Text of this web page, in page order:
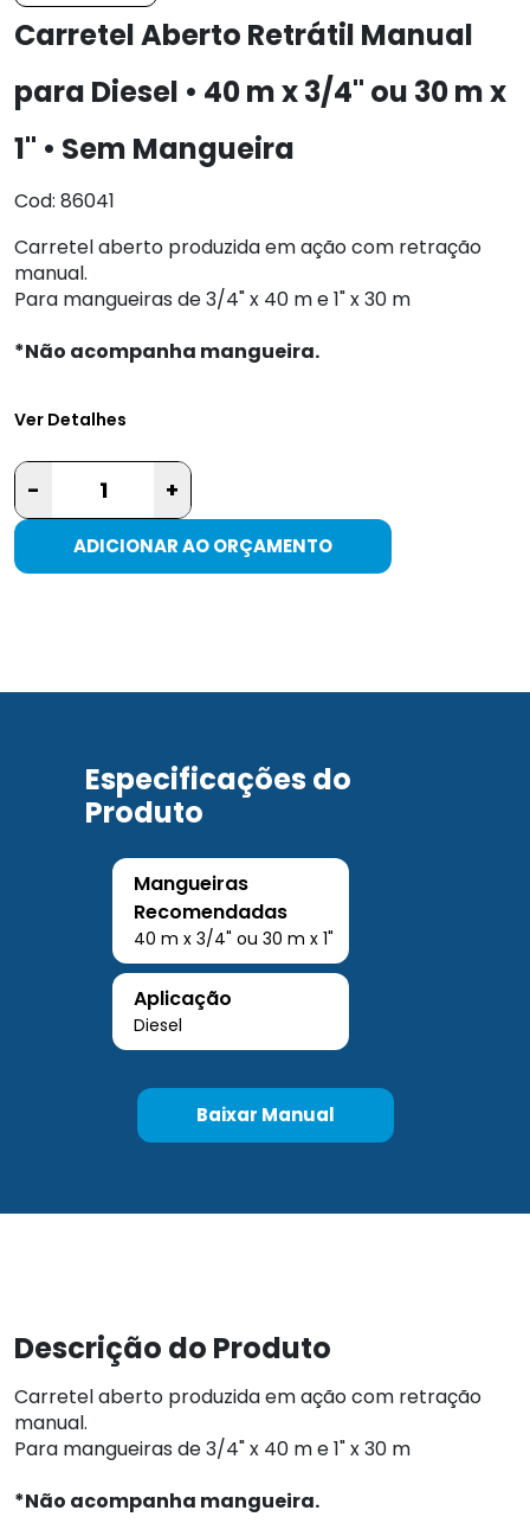
Carretel Aberto Retrátil Manual
para Diesel • 40 m x 3/4" ou 30 m x
1" • Sem Mangueira
Cod: 86041
Carretel aberto produzida em ação com retração
manual.
Para mangueiras de 3/4" x 40 m e 1" x 30 m
*Não acompanha mangueira.
Ver Detalhes
- +
ADICIONAR AO ORÇAMENTO
Especificações do
Produto
Mangueiras
Recomendadas
40 m x 3/4" ou 30 m x 1"
Aplicação
Diesel
Baixar Manual
Descrição do Produto
Carretel aberto produzida em ação com retração
manual.
Para mangueiras de 3/4" x 40 m e 1" x 30 m
*Não acompanha mangueira.